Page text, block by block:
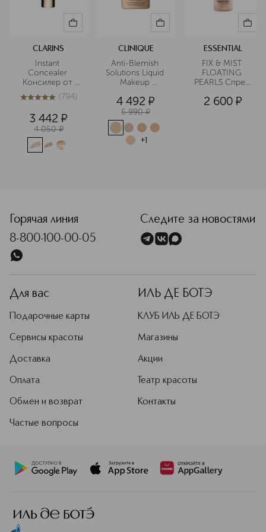
CLARINS
Instant
Concealer
Консилер от
темных кругов
моментального
5из 5794 (794)
3 442 ¤
4 050 ¤
CLINIQUE
Anti-Blemish
Solutions Liquid
Makeup
для
проблемной
4 492 ¤
5 990 ¤
+1
ESSENTIAL
FIX & MIST
FLOATING
PEARLS Спрей
освежающий
2 600 ¤
Горячая линия
8-800-100-00-05
Следите за новостями
Для вас
Подарочные карты
Сервисы красоты
Доставка
Оплата
Обмен и возврат
Частые вопросы
ИЛЬ ДЕ БОТЭ
КЛУБ ИЛЬ ДЕ БОТЭ
Магазины
Акции
Театр красоты
Контакты